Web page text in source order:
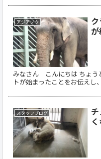
アジアゾウ
みなさん こんにちは ちょう
トが始まったことをお伝えし
スタッフブログ